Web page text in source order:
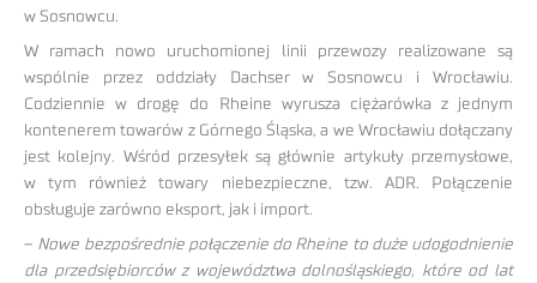
w Sosnowcu.
W ramach nowo uruchomionej linii przewozy realizowane są
wspólnie przez oddziały Dachser w Sosnowcu i Wrocławiu.
Codziennie w drogę do Rheine wyrusza ciężarówka z jednym
kontenerem towarów z Górnego Śląska, a we Wrocławiu dołączany
jest kolejny. Wśród przesyłek są głównie artykuły przemysłowe,
w tym również towary niebezpieczne, tzw. ADR. Połączenie
obsługuje zarówno eksport, jak i import.
– Nowe bezpośrednie połączenie do Rheine to duże udogodnienie
dla przedsiębiorców z województwa dolnośląskiego, które od lat